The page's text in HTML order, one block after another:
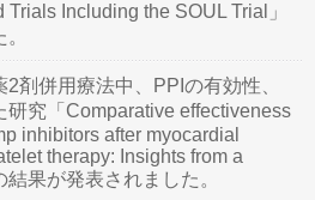
Including the SOUL Trial」
剤併用療法中、PPIの有効性、
研究「Comparative effectiveness
inhibitors after myocardial
therapy: Insights from a
果が発表されました。